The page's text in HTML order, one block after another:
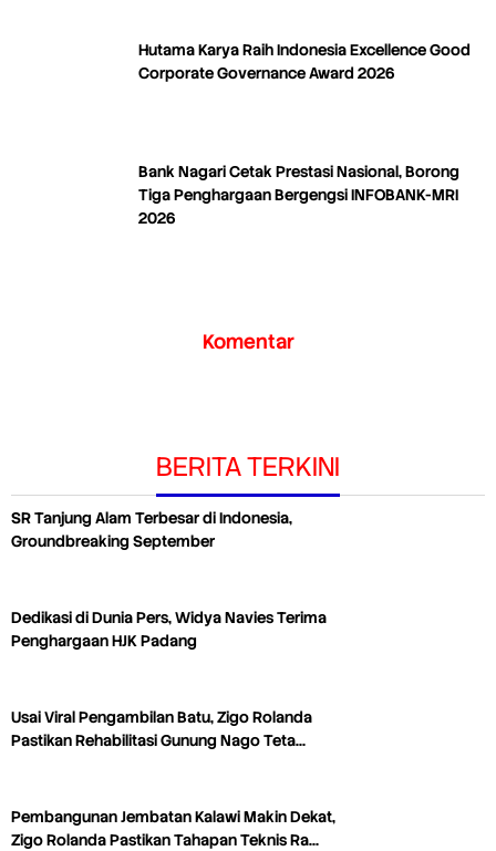
Hutama Karya Raih Indonesia Excellence Good
Corporate Governance Award 2026
Bank Nagari Cetak Prestasi Nasional, Borong
Tiga Penghargaan Bergengsi INFOBANK-MRI
2026
Komentar
BERITA TERKINI
SR Tanjung Alam Terbesar di Indonesia,
Groundbreaking September
Dedikasi di Dunia Pers, Widya Navies Terima
Penghargaan HJK Padang
Usai Viral Pengambilan Batu, Zigo Rolanda
Pastikan Rehabilitasi Gunung Nago Teta…
Pembangunan Jembatan Kalawi Makin Dekat,
Zigo Rolanda Pastikan Tahapan Teknis Ra…